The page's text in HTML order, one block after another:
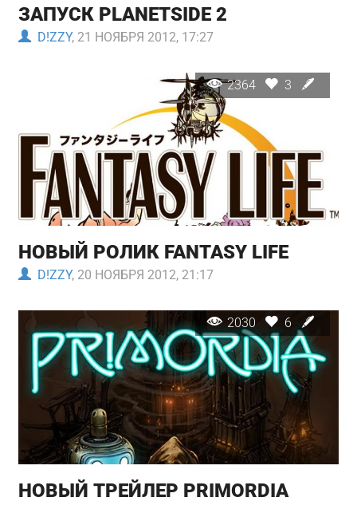
ЗАПУСК PLANETSIDE 2
D!ZZY, 21 НОЯБРЯ 2012, 17:27
2364 3
НОВЫЙ РОЛИК FANTASY LIFE
D!ZZY, 20 НОЯБРЯ 2012, 21:17
2030 6
НОВЫЙ ТРЕЙЛЕР PRIMORDIA